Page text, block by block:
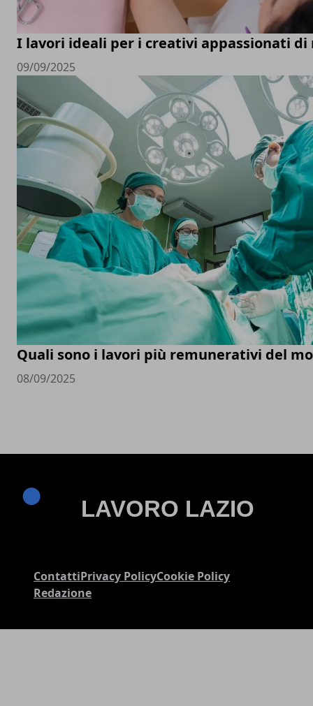
I lavori ideali per i creativi appassionati di
09/09/2025
Quali sono i lavori più remunerativi del
08/09/2025
ContattiPrivacy PolicyCookie Policy
Redazione